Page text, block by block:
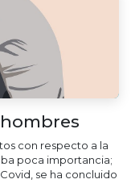
con respecto a la
poca importancia;
se ha concluido